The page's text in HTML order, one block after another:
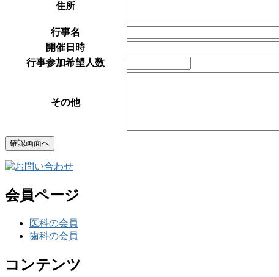
住所
行事名
開催日時
行事参加希望人数
その他
会員ページ
医科の会員
歯科の会員
コンテンツ